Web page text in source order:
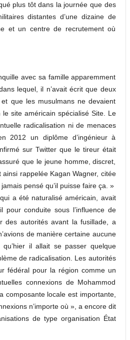
plus tôt dans la journée que des
distantes d’une dizaine de
et un centre de recrutement où
avec sa famille apparemment
lequel, il n’avait écrit que deux
que les musulmans ne devaient
site américain spécialisé Site. Le
radicalisation ni de menaces
2012 un diplôme d’ingénieur à
sur Twitter que le tireur était
que le jeune homme, discret,
rappelée Kagan Wagner, citée
pensé qu’il puisse faire ça. »
a été naturalisé américain, avait
conduite sous l’influence de
des autorités avant la fusillade, a
de manière certaine aucune
il allait se passer quelque
de radicalisation. Les autorités
fédéral pour la région comme un
connexions de Mohammod
composante locale est importante,
n’importe où », a encore dit
de type organisation État